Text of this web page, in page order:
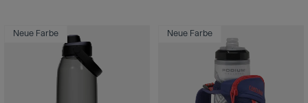
Neue Farbe Neue Farbe